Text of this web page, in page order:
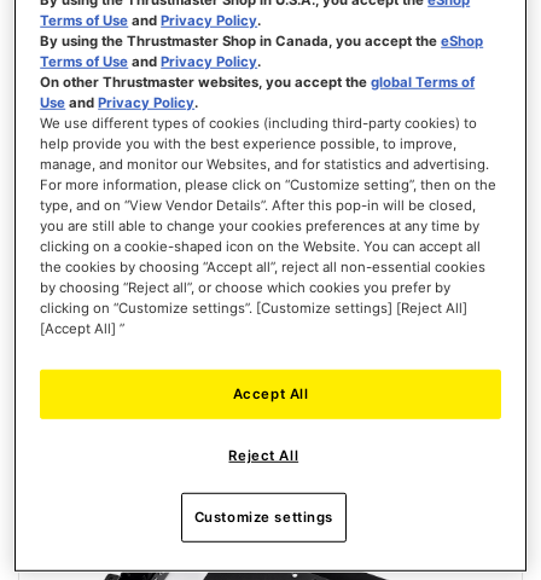
FORMULA WHEEL ADD-ON FERRARI SF-25 EDITION
399,99 €
AGGIUNGI AL CARRELLO
Nuovo
Terms of Use andPrivacy Policy.
By using the Thrustmaster Shop in Canada, you accept theeShop
Terms of Use andPrivacy Policy.
On other Thrustmaster websites, you accept theglobal Terms of
Use andPrivacy Policy.
We use different types of cookies (including third-party cookies) to
help provide you with the best experience possible, to improve,
manage, and monitor our Websites, and for statistics and advertising.
For more information, please click on “Customize setting”, then on the
type, and on “View Vendor Details”. After this pop-in will be closed,
you are still able to change your cookies preferences at any time by
clicking on a cookie-shaped icon on the Website. You can accept all
the cookies by choosing “Accept all”, reject all non-essential cookies
by choosing “Reject all”, or choose which cookies you prefer by
clicking on “Customize settings”. [Customize settings] [Reject All]
[Accept All] ”
Reject All
Accept All
Customize settings